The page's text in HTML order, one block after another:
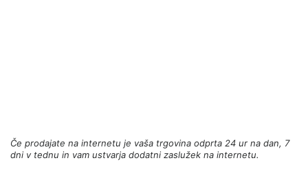
Če prodajate na internetu je vaša trgovina odprta 24 ur na dan, 7
dni v tednu in vam ustvarja dodatni zaslužek na internetu.